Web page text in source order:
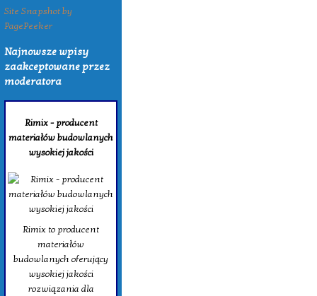
Site Snapshot by
PagePeeker
Najnowsze wpisy
zaakceptowane przez
moderatora
Rimix - producent
materiałów budowlanych
wysokiej jakości
Rimix to producent
materiałów
budowlanych oferujący
wysokiej jakości
rozwiązania dla